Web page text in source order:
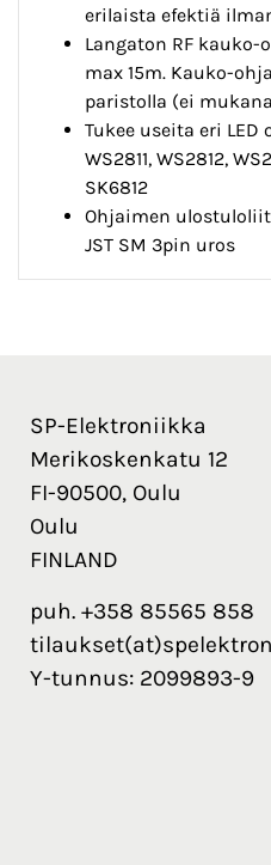
erilaista efektiä
Langaton RF
max 15m. Kauko-
paristolla (ei
Tukee useita eri
WS2811, WS2812,
SK6812
Ohjaimen
JST SM 3pin uros
SP-Elektroniikka
Merikoskenkatu 12
FI-90500, Oulu
Oulu
FINLAND
puh. +358 85565 858
Y-tunnus: 2099893-9